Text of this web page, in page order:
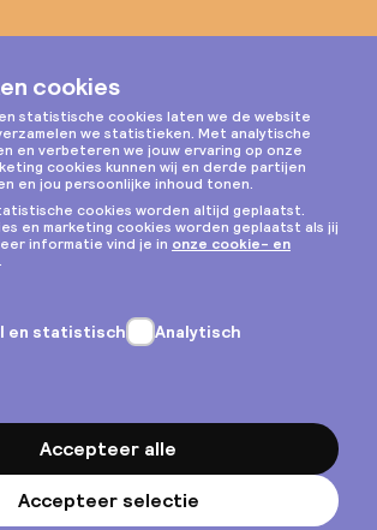
Instagram
Privacy & cookies
Algemene voorwaarden